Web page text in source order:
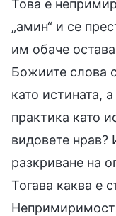
Това е
„амин“ и се
им обаче
Божиите слова
като истината,
практика като
видовете нрав?
разкриване на
Тогава каква е